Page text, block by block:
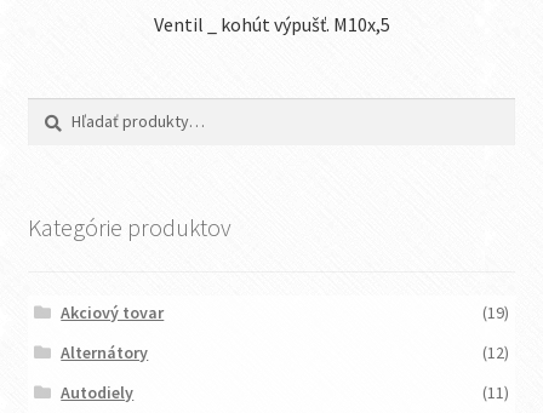
Ventil _ kohút výpušť. M10x,5
Hľadať:
Vyhľadávanie
Kategórie produktov
Akciový tovar
(19)
Alternátory
(12)
Autodiely
(11)